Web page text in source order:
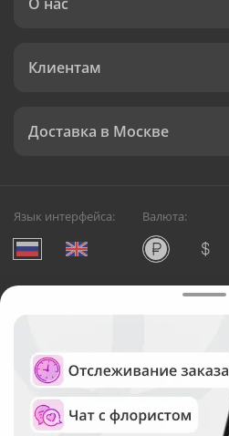
Клиентам
Доставка в Москве
Язык интерфейса: Валюта:
Служба круглосуточной
Русский Букет, 2026
Общество с ограниченной
ОГРН: 1195476081745, ИНН:
Юридический адрес: г.
д.42, оф. 3